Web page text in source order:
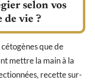
selon vos
de vie ?
que de
mettre la main à la
recette sur-